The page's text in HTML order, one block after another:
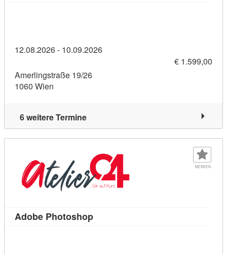
12.08.2026 - 10.09.2026
€ 1.599,00
Amerlingstraße 19/26
1060 Wien
6 weitere Termine
MERKEN
Adobe PhotoshopKursdetail: Adobe Photoshop